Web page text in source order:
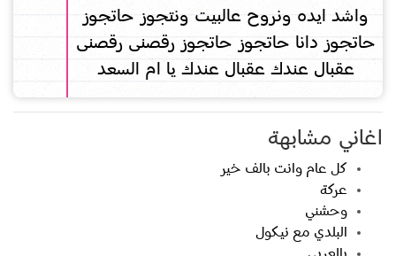
واشد ايده ونروح عالبيت ونتجوز حاتجوز
حاتجوز دانا حاتجوز حاتجوز رقصنى رقصنى
عقبال عندك عقبال عندك يا ام السعد
اغاني مشابهة
كل عام وانت بالف خير
عركة
وحشني
البلدي مع نيكول